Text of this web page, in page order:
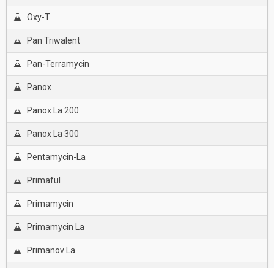
Oxy-T
Pan Trıwalent
Pan-Terramycin
Panox
Panox La 200
Panox La 300
Pentamycin-La
Primaful
Primamycin
Primamycin La
Primanov La